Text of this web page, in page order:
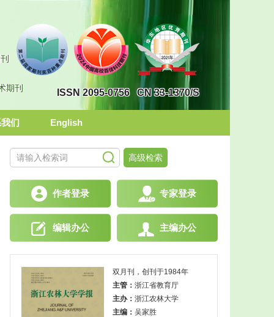
期刊 ISSN 2095-0756 CN 33-1370/S
们 English
高级检索
作者登录 专家登录
编辑办公 主编办公
双月刊，创刊于1984年
主管： 浙江省教育厅
主办： 浙江农林大学
主编： 吴家胜